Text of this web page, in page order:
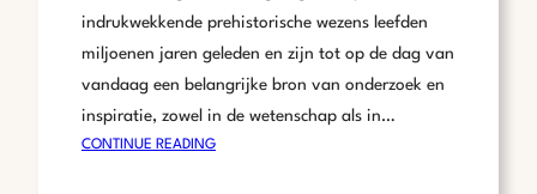
indrukwekkende prehistorische wezens leefden
miljoenen jaren geleden en zijn tot op de dag van
vandaag een belangrijke bron van onderzoek en
inspiratie, zowel in de wetenschap als in…
CONTINUE READING: